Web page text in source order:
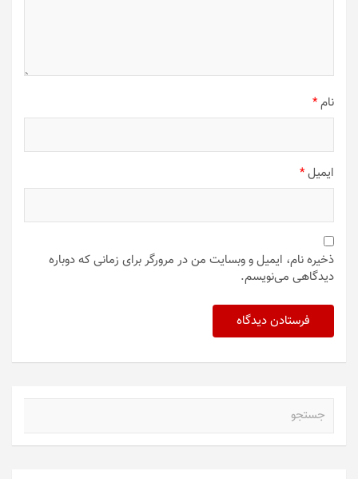
نام*
ایمیل*
ذخیره نام، ایمیل و وبسایت من در مرورگر برای زمانی که دوباره
دیدگاهی می‌نویسم.